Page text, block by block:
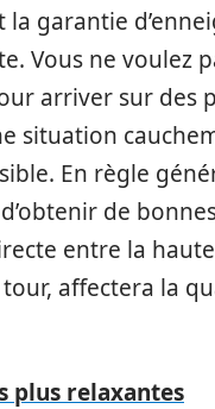
garantie
Vous ne voulez
arriver sur des
situation
En règle
de
entre la
affectera la
plus relaxantes